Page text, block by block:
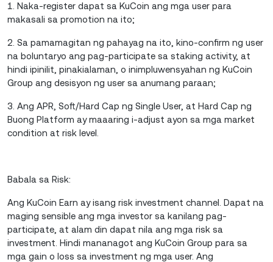
1. Naka-register dapat sa KuCoin ang mga user para
makasali sa promotion na ito;
2. Sa pamamagitan ng pahayag na ito, kino-confirm ng user
na boluntaryo ang pag-participate sa staking activity, at
hindi ipinilit, pinakialaman, o inimpluwensyahan ng KuCoin
Group ang desisyon ng user sa anumang paraan;
3. Ang APR, Soft/Hard Cap ng Single User, at Hard Cap ng
Buong Platform ay maaaring i-adjust ayon sa mga market
condition at risk level.
Babala sa Risk:
Ang KuCoin Earn ay isang risk investment channel. Dapat na
maging sensible ang mga investor sa kanilang pag-
participate, at alam din dapat nila ang mga risk sa
investment. Hindi mananagot ang KuCoin Group para sa
mga gain o loss sa investment ng mga user. Ang